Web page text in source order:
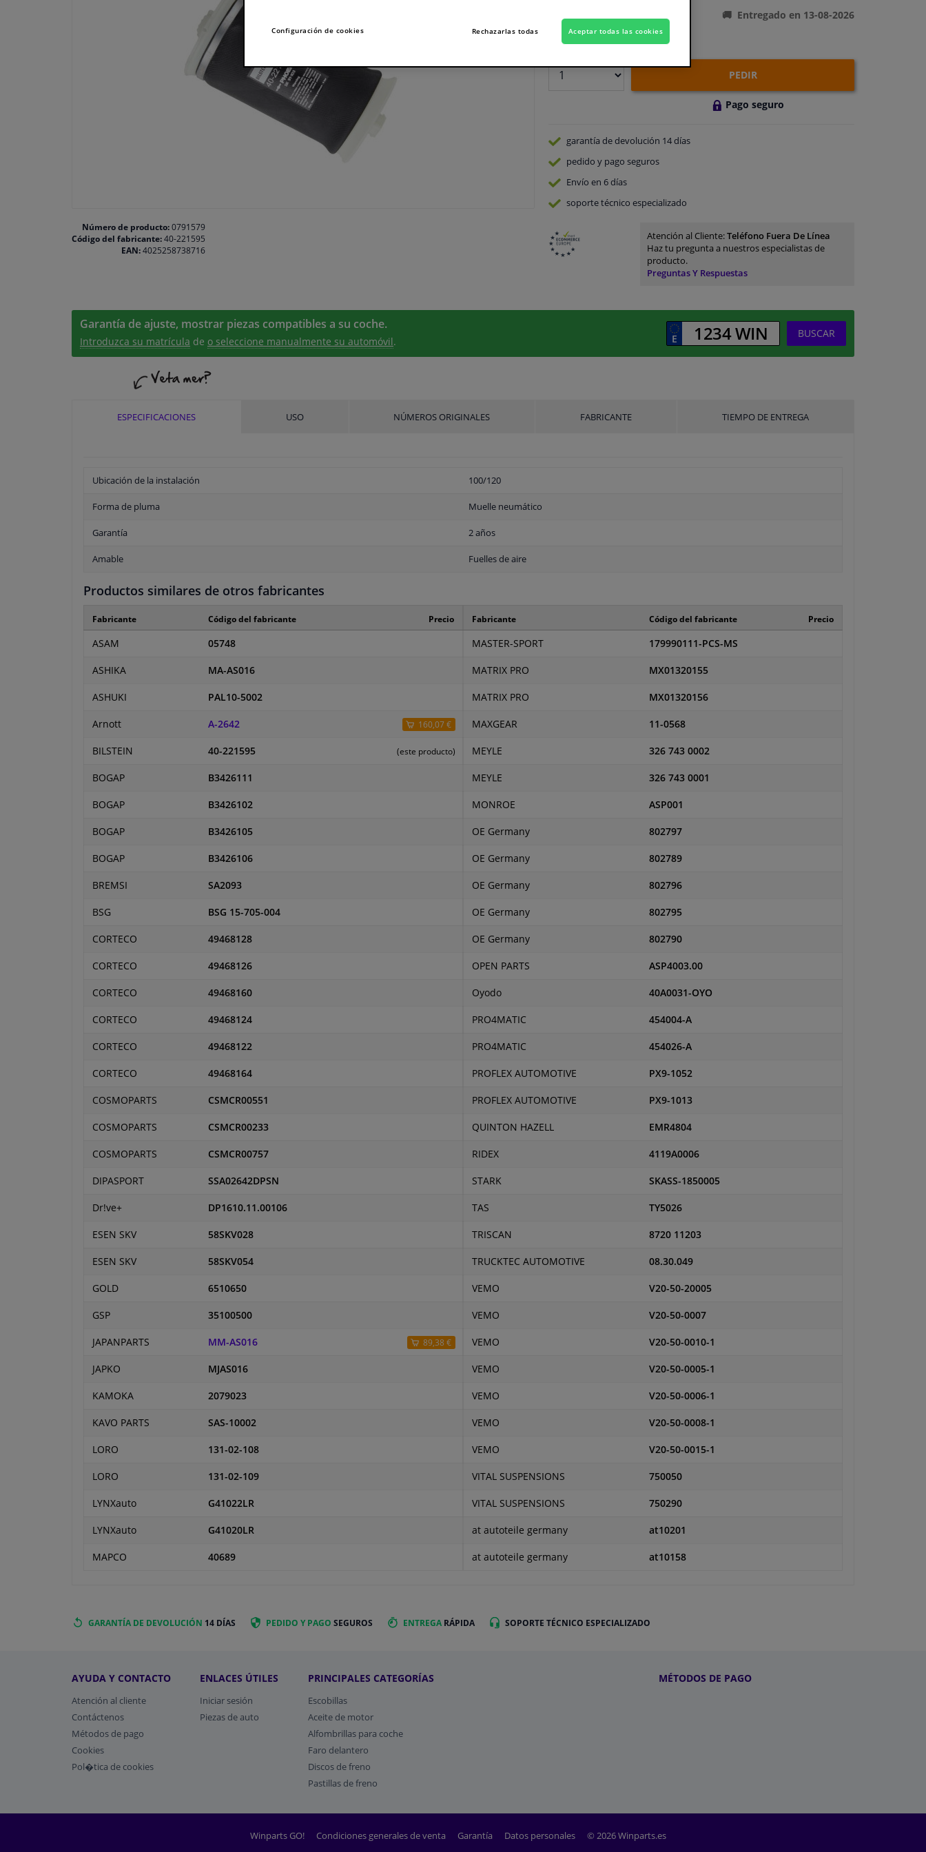
Número de producto:0791579
Código del fabricante:40-221595
EAN:4025258738716
En stock
Entregado en 13-08-2026
PEDIR
Pago seguro
garantía de devolución 14 días
pedido y pago seguros
Envío en 6 días
soporte técnico especializado
Atención al Cliente:Teléfono Fuera De Línea
Haz tu pregunta a nuestros especialistas de
producto.
Preguntas Y Respuestas
Garantía de ajuste, mostrar piezas compatibles a su coche.
Introduzca su matrícula de o seleccione manualmente su automóvil.
BUSCAR
ESPECIFICACIONES USO NÚMEROS ORIGINALES FABRICANTE TIEMPO DE ENTREGA
Ubicación de la instalación 100/120
Forma de pluma Muelle neumático
Garantía 2 años
Amable Fuelles de aire
Productos similares de otros fabricantes
Fabricante Código del fabricante Precio
ASAM 05748
ASHIKA MA-AS016
ASHUKI PAL10-5002
Arnott A-2642 160,07 €
BILSTEIN 40-221595 (este producto)
BOGAP B3426111
BOGAP B3426102
BOGAP B3426105
BOGAP B3426106
BREMSI SA2093
BSG BSG 15-705-004
CORTECO 49468128
CORTECO 49468126
CORTECO 49468160
CORTECO 49468124
CORTECO 49468122
CORTECO 49468164
COSMOPARTS CSMCR00551
COSMOPARTS CSMCR00233
COSMOPARTS CSMCR00757
DIPASPORT SSA02642DPSN
Dr!ve+ DP1610.11.00106
ESEN SKV 58SKV028
ESEN SKV 58SKV054
GOLD 6510650
GSP 35100500
JAPANPARTS MM-AS016 89,38 €
JAPKO MJAS016
KAMOKA 2079023
KAVO PARTS SAS-10002
LORO 131-02-108
LORO 131-02-109
LYNXauto G41022LR
LYNXauto G41020LR
MAPCO 40689
Fabricante Código del fabricante Precio
MASTER-SPORT 179990111-PCS-MS
MATRIX PRO MX01320155
MATRIX PRO MX01320156
MAXGEAR 11-0568
MEYLE 326 743 0002
MEYLE 326 743 0001
MONROE ASP001
OE Germany 802797
OE Germany 802789
OE Germany 802796
OE Germany 802795
OE Germany 802790
OPEN PARTS ASP4003.00
Oyodo 40A0031-OYO
PRO4MATIC 454004-A
PRO4MATIC 454026-A
PROFLEX AUTOMOTIVE PX9-1052
PROFLEX AUTOMOTIVE PX9-1013
QUINTON HAZELL EMR4804
RIDEX 4119A0006
STARK SKASS-1850005
TAS TY5026
TRISCAN 8720 11203
TRUCKTEC AUTOMOTIVE 08.30.049
VEMO V20-50-20005
VEMO V20-50-0007
VEMO V20-50-0010-1
VEMO V20-50-0005-1
VEMO V20-50-0006-1
VEMO V20-50-0008-1
VEMO V20-50-0015-1
VITAL SUSPENSIONS 750050
VITAL SUSPENSIONS 750290
at autoteile germany at10201
at autoteile germany at10158
GARANTÍA DE DEVOLUCIÓN 14 DÍAS PEDIDO Y PAGO SEGUROS ENTREGA RÁPIDA SOPORTE TÉCNICO ESPECIALIZADO
AYUDA Y CONTACTO
Atención al cliente
Contáctenos
Métodos de pago
​Cookies
Pol�tica de cookies
ENLACES ÚTILES
Iniciar sesión
Piezas de auto
PRINCIPALES CATEGORÍAS
Escobillas
Aceite de motor
Alfombrillas para coche
Faro delantero
Discos de freno
Pastillas de freno
MÉTODOS DE PAGO
Winparts GO! Condiciones generales de venta Garantía Datos personales © 2026 Winparts.es
Configuración de cookies Rechazarlas todas Aceptar todas las cookies